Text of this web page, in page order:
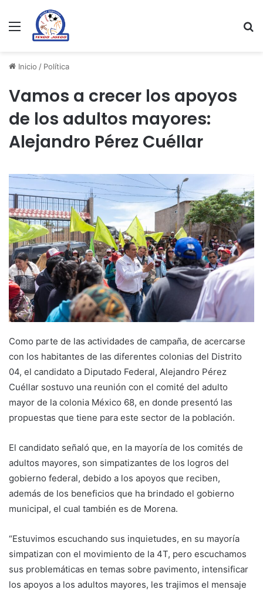
Menu
Inicio / Política
Vamos a crecer los apoyos
de los adultos mayores:
Alejandro Pérez Cuéllar
Como parte de las actividades de campaña, de acercarse
con los habitantes de las diferentes colonias del Distrito
04, el candidato a Diputado Federal, Alejandro Pérez
Cuéllar sostuvo una reunión con el comité del adulto
mayor de la colonia México 68, en donde presentó las
propuestas que tiene para este sector de la población.
El candidato señaló que, en la mayoría de los comités de
adultos mayores, son simpatizantes de los logros del
gobierno federal, debido a los apoyos que reciben,
además de los beneficios que ha brindado el gobierno
municipal, el cual también es de Morena.
“Estuvimos escuchando sus inquietudes, en su mayoría
simpatizan con el movimiento de la 4T, pero escuchamos
sus problemáticas en temas sobre pavimento, intensificar
los apoyos a los adultos mayores, les trajimos el mensaje